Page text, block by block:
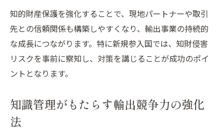
知的財産保護を強化することで、現地パートナーや取引
先との信頼関係も構築しやすくなり、輸出事業の持続的
な成長につながります。特に新規参入国では、知財侵害
リスクを事前に察知し、対策を講じることが成功のポイ
ントとなります。
知識管理がもたらす輸出競争力の強化
法